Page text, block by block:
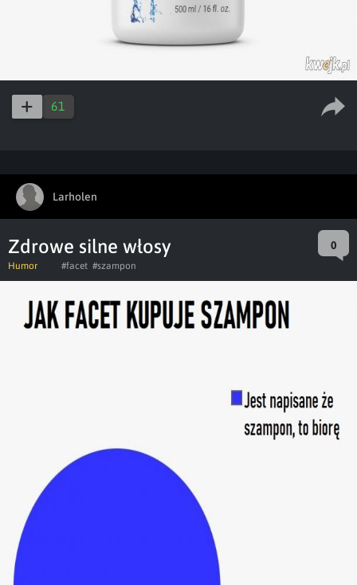
61
Larholen
Zdrowe silne włosy 0
Humor #facet #szampon